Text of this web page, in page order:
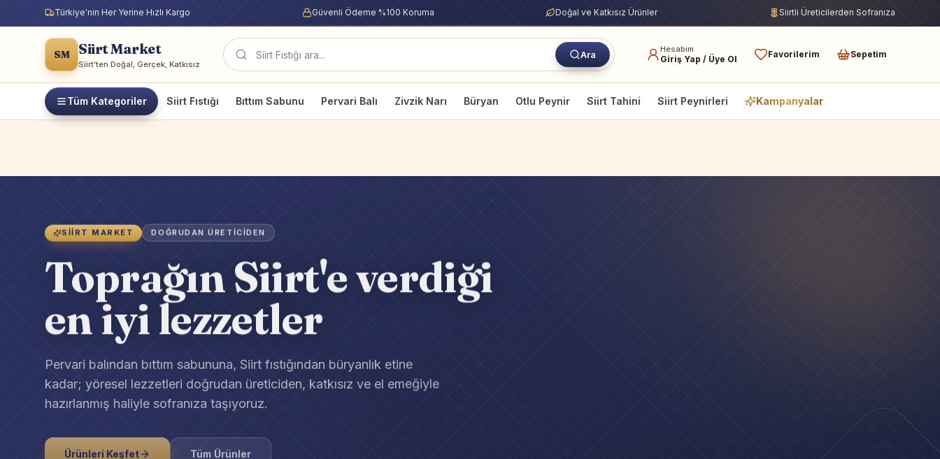
Türkiye'nin Her Yerine Hızlı Kargo Güvenli Ödeme %100 Koruma Doğal ve Katkısız Ürünler Siirtli Üreticilerden Sofranıza
SM Siirt Market
Siirt'ten Doğal, Gerçek, Katkısız Ürün ara
Ara Hesabım
Giriş Yap / Üye Ol Favorilerim Sepetim
Tüm Kategoriler Siirt Fıstığı Bıttım Sabunu Pervari Balı Zivzik Narı Büryan Otlu Peynir Siirt Tahini Siirt Peynirleri Kampanyalar
SIIRT MARKET DOĞRUDAN ÜRETICIDEN
Toprağın Siirt'e verdiği
en iyi lezzetler
Pervari balından bıttım sabununa, Siirt fıstığından büryanlık etine
kadar; yöresel lezzetleri doğrudan üreticiden, katkısız ve el emeğiyle
hazırlanmış haliyle sofranıza taşıyoruz.
Ürünleri Keşfet Tüm Ürünler